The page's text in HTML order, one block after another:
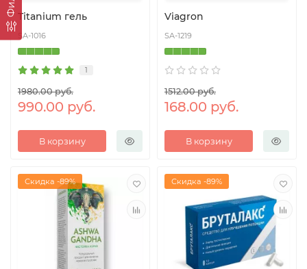
Titanium гель
SA-1016
1
1980.00 руб.
990.00 руб.
В корзину
Viagron
SA-1219
1512.00 руб.
168.00 руб.
В корзину
Скидка -89% Скидка -89%